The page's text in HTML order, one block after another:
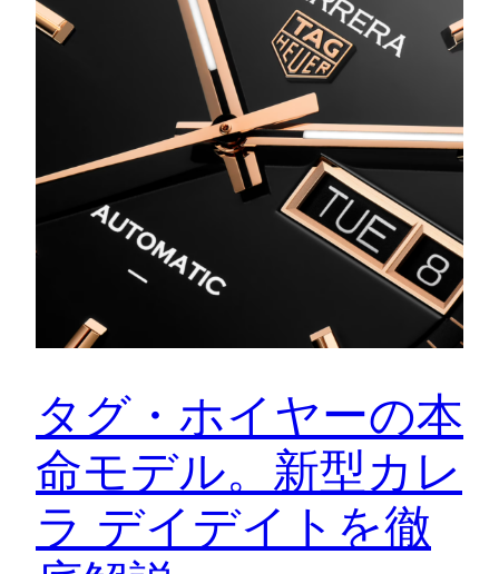
タグ・ホイヤーの本
命モデル。新型カレ
ラ デイデイトを徹